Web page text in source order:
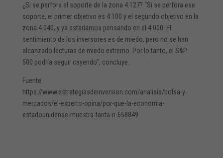
¿Si se perfora el soporte de la zona 4.127? “Si se perfora ese
soporte, el primer objetivo es 4.100 y el segundo objetivo en la
zona 4.040, y ya estaríamos pensando en el 4.000. El
sentimiento de los inversores es de miedo, pero no se han
alcanzado lecturas de miedo extremo. Por lo tanto, el S&P
500 podría seguir cayendo”, concluye.
Fuente:
https://www.estrategiasdeinversion.com/analisis/bolsa-y-
mercados/el-experto-opina/por-que-la-economia-
estadounidense-muestra-tanta-n-658849